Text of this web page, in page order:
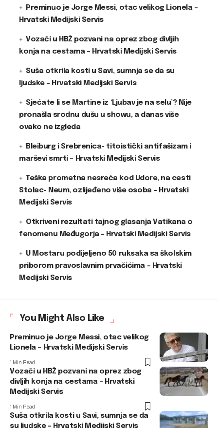
Preminuo je Jorge Messi, otac velikog Lionela –
Hrvatski Medijski Servis
Vozači u HBŽ pozvani na oprez zbog divljih
konja na cestama – Hrvatski Medijski Servis
Suša otkrila kosti u Savi, sumnja se da su
ljudske – Hrvatski Medijski Servis
Sjećate li se Martine iz ‘Ljubav je na selu’? Nije
pronašla srodnu dušu u showu, a danas više
ovako ne izgleda
Bleiburg i Srebrenica- titoistički antifašizam i
marševi smrti – Hrvatski Medijski Servis
Teška prometna nesreća kod Udore, na cesti
Stolac- Neum, ozlijeđeno više osoba – Hrvatski
Medijski Servis
Otkriveni rezultati tajnog glasanja Vatikana o
fenomenu Međugorja – Hrvatski Medijski Servis
U Mostaru podijeljeno 50 ruksaka sa školskim
priborom pravoslavnim prvačićima – Hrvatski
Medijski Servis
You Might Also Like
Preminuo je Jorge Messi, otac velikog
Lionela – Hrvatski Medijski Servis
1 Min Read
Vozači u HBŽ pozvani na oprez zbog
divljih konja na cestama – Hrvatski
Medijski Servis
1 Min Read
Suša otkrila kosti u Savi, sumnja se da
su ljudske – Hrvatski Medijski Servis